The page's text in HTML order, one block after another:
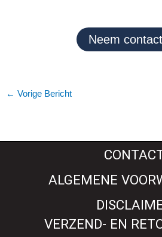
Neem
← Vorige Bericht
ALGEMENE
VERZEND- EN